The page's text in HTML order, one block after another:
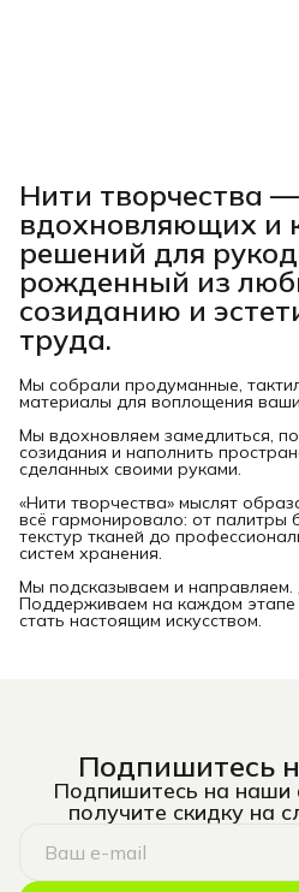
Нити творчества —
вдохновляющих и
решений для
рожденный из
созиданию и
труда.
Мы собрали продуманные,
материалы для воплощения
Мы вдохновляем замедлиться,
созидания и наполнить
сделанных своими руками.
«Нити творчества» мыслят
всё гармонировало: от палитры
текстур тканей до
систем хранения.
Мы подсказываем и направляем.
Поддерживаем на каждом этапе
стать настоящим искусством.
Подпишитесь
Подпишитесь на наши
получите скидку на